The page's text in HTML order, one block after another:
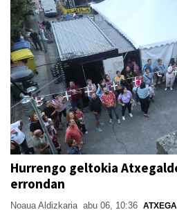
Hurrengo geltokia
errondan
Noaua Aldizkaria abu 06, 10:36